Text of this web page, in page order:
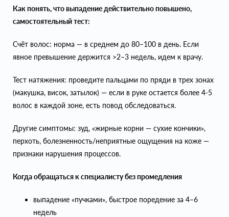
Как понять, что выпадение действительно повышено,
самостоятельный тест:
Счёт волос: норма — в среднем до 80–100 в день. Если
явное превышение держится >2–3 недель, идем к врачу.
Тест натяжения: проведите пальцами по пряди в трех зонах
(макушка, висок, затылок) — если в руке остается более 4-5
волос в каждой зоне, есть повод обследоваться.
Другие симптомы: зуд, «жирные корни — сухие кончики»,
перхоть, болезненность/неприятные ощущения на коже —
признаки нарушения процессов.
Когда обращаться к специалисту без промедления
выпадение «пучками», быстрое поредение за 4–6
недель